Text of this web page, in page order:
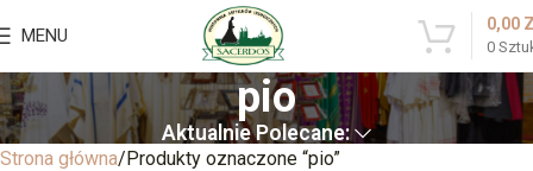
MENU
0
0,00
pio
Aktualnie Polecane:
Strona główna Produkty oznaczone “pio”